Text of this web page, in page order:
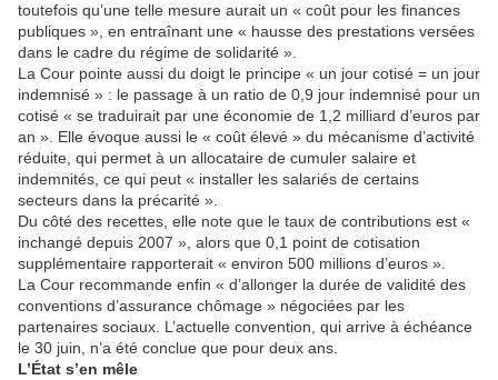
toutefois qu’une telle mesure aurait un « coût pour les finances
publiques », en entraînant une « hausse des prestations versées
dans le cadre du régime de solidarité ».
La Cour pointe aussi du doigt le principe « un jour cotisé = un jour
indemnisé » : le passage à un ratio de 0,9 jour indemnisé pour un
cotisé « se traduirait par une économie de 1,2 milliard d’euros par
an ». Elle évoque aussi le « coût élevé » du mécanisme d’activité
réduite, qui permet à un allocataire de cumuler salaire et
indemnités, ce qui peut « installer les salariés de certains
secteurs dans la précarité ».
Du côté des recettes, elle note que le taux de contributions est «
inchangé depuis 2007 », alors que 0,1 point de cotisation
supplémentaire rapporterait « environ 500 millions d’euros ».
La Cour recommande enfin « d’allonger la durée de validité des
conventions d’assurance chômage » négociées par les
partenaires sociaux. L’actuelle convention, qui arrive à échéance
le 30 juin, n’a été conclue que pour deux ans.
L’État s’en mêle